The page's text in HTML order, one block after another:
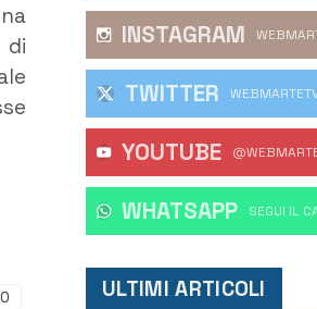
INSTAGRAM
TWITTER
YOUTUBE
WHATSAPP ‎SEGUI IL
ULTIMI ARTICOLI